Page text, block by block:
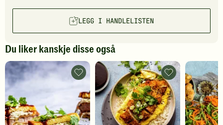
LEGG I HANDLELISTEN
Du liker kanskje disse også
Sandwich
med
tonkatsu
-
legg
til
favoritter
Katsudon
-
legg
til
favoritter